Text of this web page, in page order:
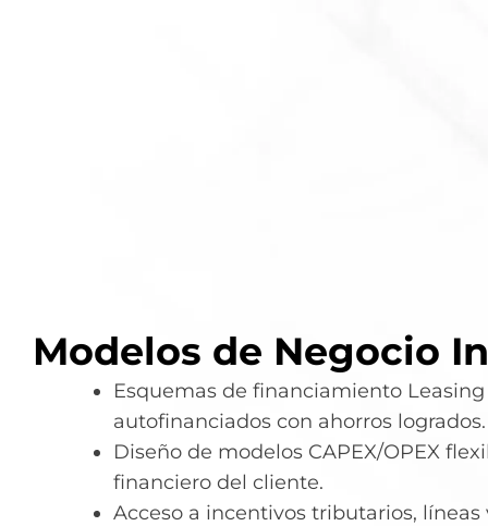
Modelos de Negocio
Esquemas de financiamiento
autofinanciados con ahorros logrados.
Diseño de modelos CAPEX/OPEX
financiero del cliente.
Acceso a incentivos tributarios, líneas